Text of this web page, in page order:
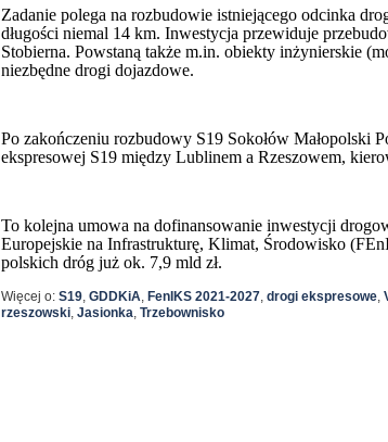
Zadanie polega na rozbudowie istniejącego odcinka
długości niemal 14 km. Inwestycja przewiduje
Stobierna. Powstaną także m.in. obiekty inżynierskie
niezbędne drogi dojazdowe.
Po zakończeniu rozbudowy S19 Sokołów Małopolski
ekspresowej S19 między Lublinem a Rzeszowem,
To kolejna umowa na dofinansowanie inwestycji
Europejskie na Infrastrukturę, Klimat, Środowisko
polskich dróg już ok. 7,9 mld zł.
Więcej o: S19, GDDKiA, FenIKS 2021-2027, drogi ekspresowe,
rzeszowski, Jasionka, Trzebownisko